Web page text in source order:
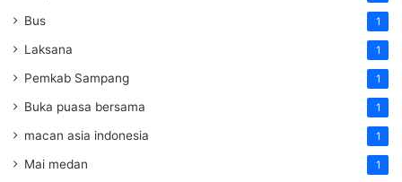
Bus 1
Laksana 1
Pemkab Sampang 1
Buka puasa bersama 1
macan asia indonesia 1
Mai medan 1